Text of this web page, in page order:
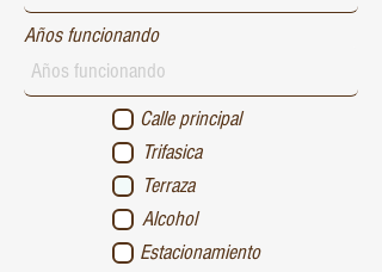
Años funcionando
Calle principal
Trifasica
Terraza
Alcohol
Estacionamiento